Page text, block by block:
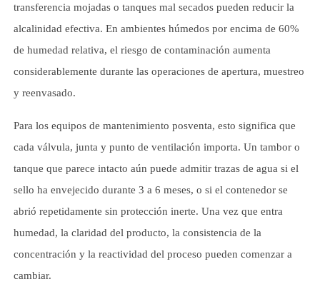
transferencia mojadas o tanques mal secados pueden reducir la
alcalinidad efectiva. En ambientes húmedos por encima de 60%
de humedad relativa, el riesgo de contaminación aumenta
considerablemente durante las operaciones de apertura, muestreo
y reenvasado.
Para los equipos de mantenimiento posventa, esto significa que
cada válvula, junta y punto de ventilación importa. Un tambor o
tanque que parece intacto aún puede admitir trazas de agua si el
sello ha envejecido durante 3 a 6 meses, o si el contenedor se
abrió repetidamente sin protección inerte. Una vez que entra
humedad, la claridad del producto, la consistencia de la
concentración y la reactividad del proceso pueden comenzar a
cambiar.